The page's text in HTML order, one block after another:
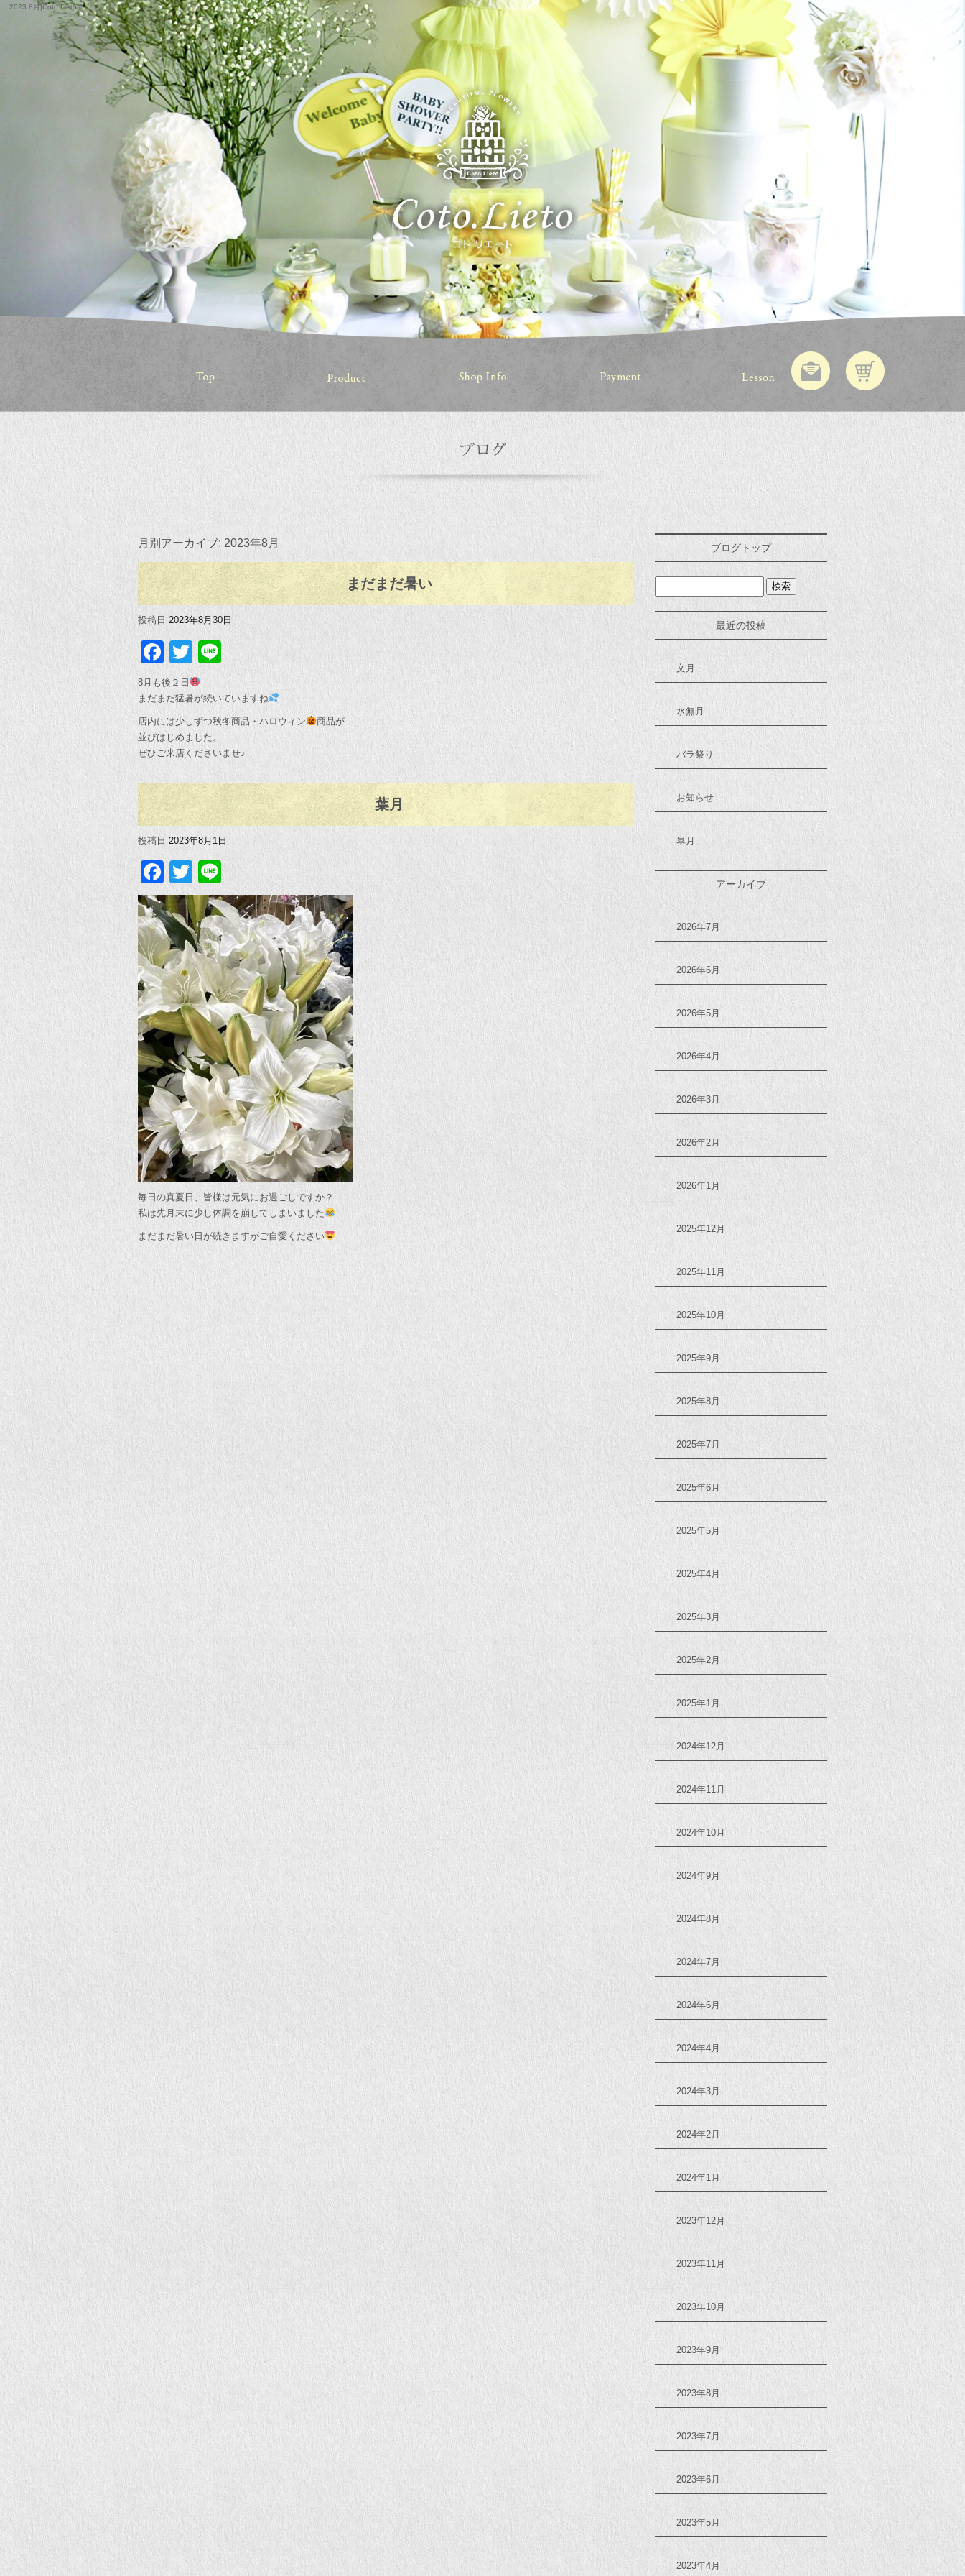
2023 8月|Coto.Lieto
月別アーカイブ: 2023年8月
まだまだ暑い
投稿日 2023年8月30日
Facebook
Twitter
Line
8月も後２日
まだまだ猛暑が続いていますね
店内には少しずつ秋冬商品・ハロウィン
商品が
並びはじめました。
ぜひご来店くださいませ♪
葉月
投稿日 2023年8月1日
Facebook
Twitter
Line
毎日の真夏日、皆様は元気にお過ごしですか？
私は先月末に少し体調を崩してしまいました
まだまだ暑い日が続きますがご自愛ください
ブログトップ
最近の投稿
文月
水無月
バラ祭り
お知らせ
皐月
アーカイブ
2026年7月
2026年6月
2026年5月
2026年4月
2026年3月
2026年2月
2026年1月
2025年12月
2025年11月
2025年10月
2025年9月
2025年8月
2025年7月
2025年6月
2025年5月
2025年4月
2025年3月
2025年2月
2025年1月
2024年12月
2024年11月
2024年10月
2024年9月
2024年8月
2024年7月
2024年6月
2024年4月
2024年3月
2024年2月
2024年1月
2023年12月
2023年11月
2023年10月
2023年9月
2023年8月
2023年7月
2023年6月
2023年5月
2023年4月